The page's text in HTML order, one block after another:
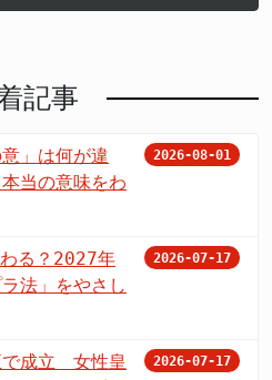
記事
」は何が違
当の意味をわ
2026-08-01
る？2027年
法」をやさし
2026-07-17
で成立 女性皇
2026-07-17